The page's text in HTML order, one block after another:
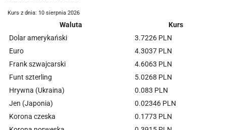
Kurs z dnia: 10 sierpnia 2026
Waluta
Kurs
Dolar amerykański
3.7226 PLN
Euro
4.3037 PLN
Frank szwajcarski
4.6063 PLN
Funt szterling
5.0268 PLN
Hrywna (Ukraina)
0.083 PLN
Jen (Japonia)
0.02346 PLN
Korona czeska
0.1773 PLN